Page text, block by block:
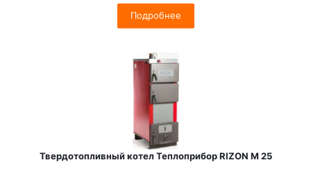
Подробнее
Твердотопливный котел Теплоприбор RIZON M 25